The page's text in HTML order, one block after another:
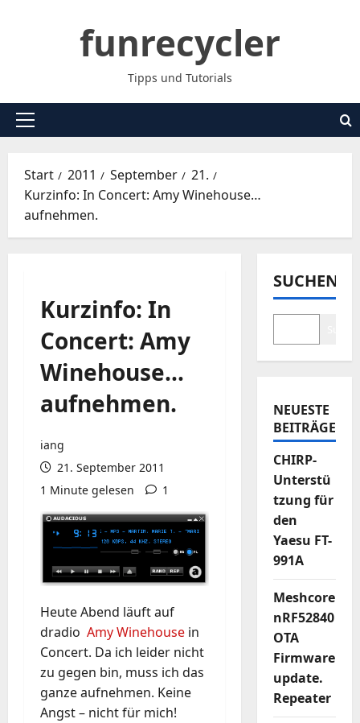
funrecycler
Tipps und Tutorials
Primäres
Start 2011 September
21.
Kurzinfo: In Concert: Amy Winehouse…
aufnehmen.
Kurzinfo: In
Concert: Amy
Winehouse…
aufnehmen.
iang
21. September 2011
1 Minute gelesen
1
Heute Abend läuft auf
dradio Amy Winehouse in
Concert. Da ich leider nicht
zu gegen bin, muss ich das
ganze aufnehmen. Keine
Angst – nicht für mich!
SUCHEN
NEUESTE
BEITRÄGE
CHIRP-
Unterstü
tzung für
den
Yaesu FT-
991A
Meshcore
nRF52840
OTA
Firmware
update.
Repeater